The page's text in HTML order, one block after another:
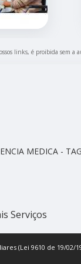
links, é proibida sem a
MEDICA -
Serviços
(Lei 9610 de 19/02/